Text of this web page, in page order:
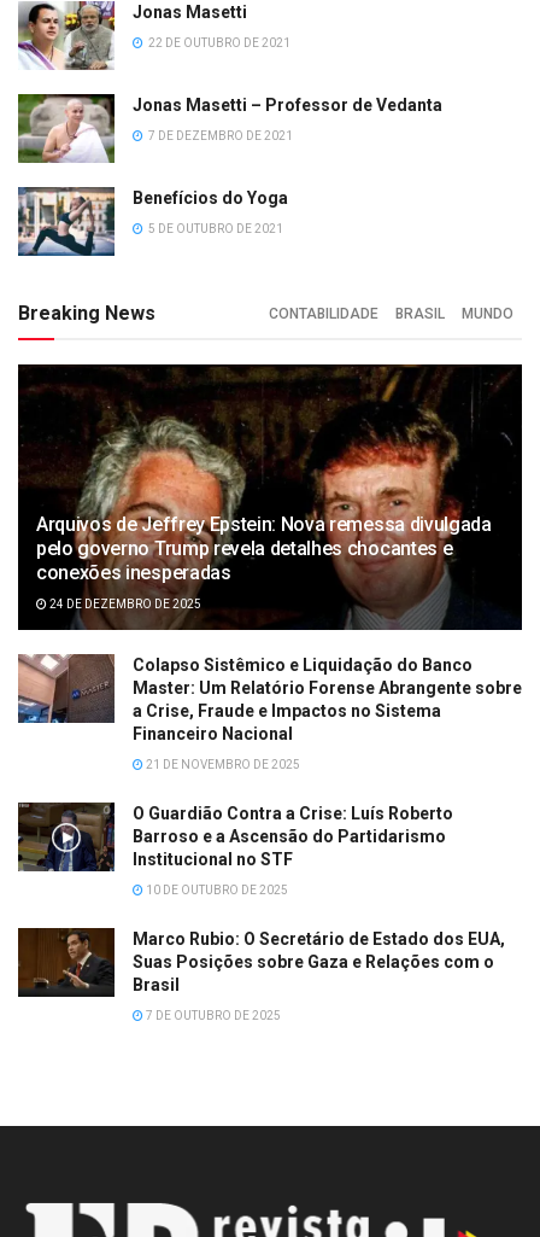
Jonas Masetti
22 DE OUTUBRO DE 2021
Jonas Masetti – Professor de Vedanta
7 DE DEZEMBRO DE 2021
Benefícios do Yoga
5 DE OUTUBRO DE 2021
Breaking News CONTABILIDADE BRASIL MUNDO
Arquivos de Jeffrey Epstein: Nova remessa divulgada
pelo governo Trump revela detalhes chocantes e
conexões inesperadas
24 DE DEZEMBRO DE 2025
Colapso Sistêmico e Liquidação do Banco
Master: Um Relatório Forense Abrangente sobre
a Crise, Fraude e Impactos no Sistema
Financeiro Nacional
21 DE NOVEMBRO DE 2025
O Guardião Contra a Crise: Luís Roberto
Barroso e a Ascensão do Partidarismo
Institucional no STF
10 DE OUTUBRO DE 2025
Marco Rubio: O Secretário de Estado dos EUA,
Suas Posições sobre Gaza e Relações com o
Brasil
7 DE OUTUBRO DE 2025